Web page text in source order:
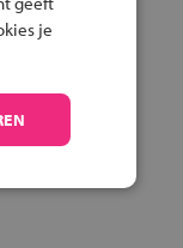
je